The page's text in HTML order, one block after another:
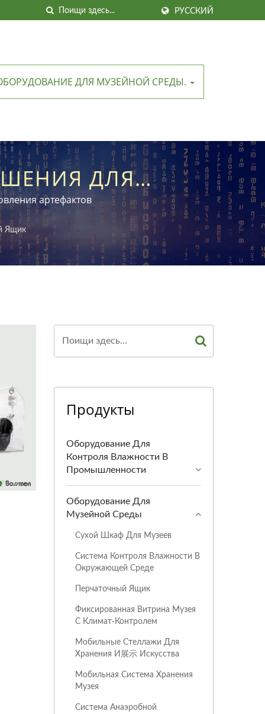
РУССКИЙ
ДЛЯ МУЗЕЙНОЙ СРЕДЫ.
ДЛЯ
КОЛЛЕКЦИЙ
артефактов
Ящик
Продукты
Оборудование Для
Контроля Влажности В
Промышленности
Оборудование Для
Музейной Среды
Сухой Шкаф Для Музеев
Система Контроля Влажности В
Окружающей Среде
Перчаточный Ящик
Фиксированная Витрина Музея
С Климат-Контролем
Мобильные Стеллажи Для
Хранения И展示 Искусства
Мобильная Система Хранения
Музея
Система Анаэробной